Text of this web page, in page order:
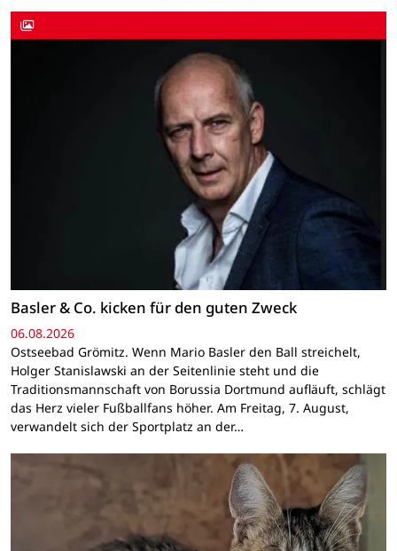
Basler & Co. kicken für den guten Zweck
06.08.2026
Ostseebad Grömitz. Wenn Mario Basler den Ball streichelt,
Holger Stanislawski an der Seitenlinie steht und die
Traditionsmannschaft von Borussia Dortmund aufläuft, schlägt
das Herz vieler Fußballfans höher. Am Freitag, 7. August,
verwandelt sich der Sportplatz an der…